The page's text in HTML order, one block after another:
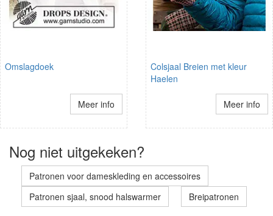
Omslagdoek
Meer info
Colsjaal Breien met kleur
Haelen
Meer info
Nog niet uitgekeken?
Patronen voor dameskleding en accessoires
Patronen sjaal, snood halswarmer
Breipatronen